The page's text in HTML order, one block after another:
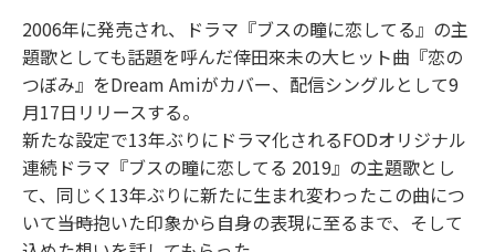
2006年に発売され、ドラマ『ブスの瞳に恋してる』の主
題歌としても話題を呼んだ倖田來未の大ヒット曲『恋の
つぼみ』をDream Amiがカバー、配信シングルとして9
月17日リリースする。
新たな設定で13年ぶりにドラマ化されるFODオリジナル
連続ドラマ『ブスの瞳に恋してる 2019』の主題歌とし
て、同じく13年ぶりに新たに生まれ変わったこの曲につ
いて――当時抱いた印象から自身の表現に至るまで、そして